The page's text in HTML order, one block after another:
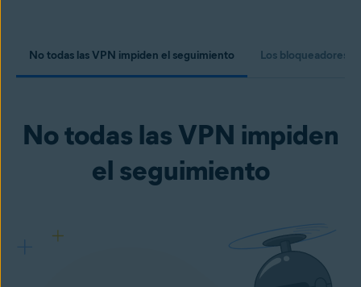
No todas las VPN impiden el seguimiento Los bloqueadores
No todas las VPN impiden
el seguimiento